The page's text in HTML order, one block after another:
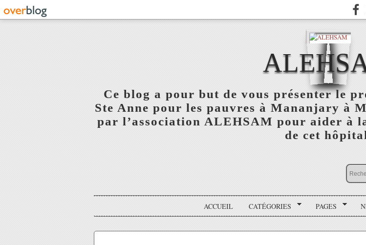
Ce blog a pour but de vous présenter le
Ste Anne pour les pauvres à Mananjary à
par l’association ALEHSAM pour aider à
de cet
ACCUEIL CATÉGORIES PAGES